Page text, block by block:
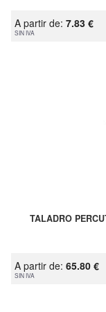
A partir de: 7.83 €
SIN IVA
TALADRO
A partir de: 65.80 €
SIN IVA